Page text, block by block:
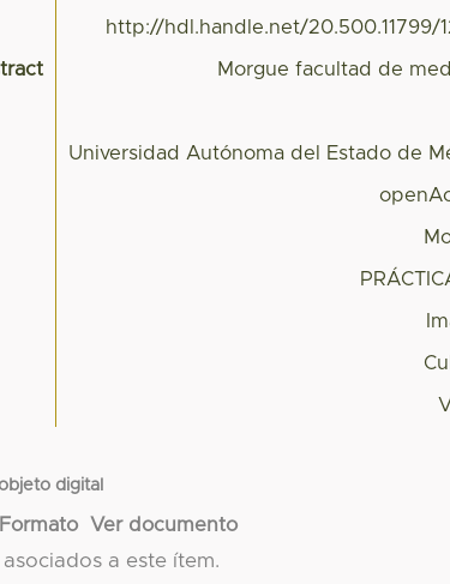
http://hdl.handle.net/20.500.11799/
Morgue facultad de
Universidad Autónoma del Estado de
digital
Formato
Ver documento
a este ítem.